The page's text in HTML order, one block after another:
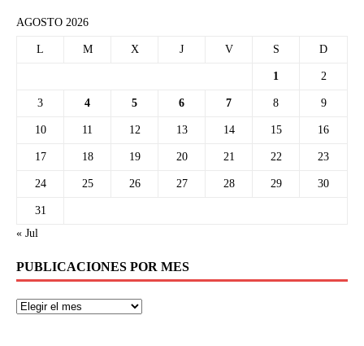
AGOSTO 2026
L M X J V S D
1 2
3 4 5 6 7 8 9
10 11 12 13 14 15 16
17 18 19 20 21 22 23
24 25 26 27 28 29 30
31
« Jul
PUBLICACIONES POR MES